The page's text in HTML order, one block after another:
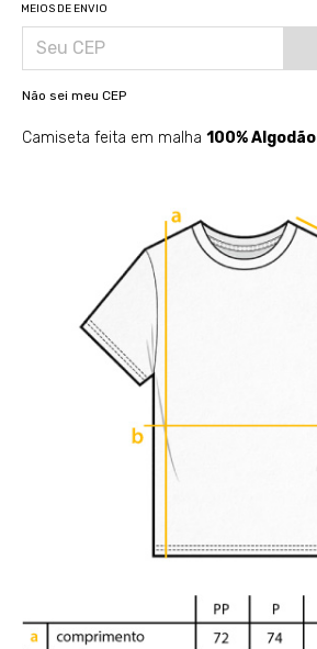
MEIOS DE ENVIO
Não sei meu CEP
Camiseta feita em malha 100% Algodão